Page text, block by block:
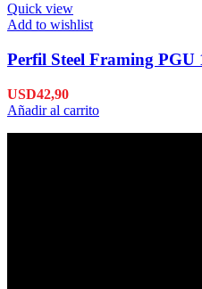
Quick view
Add to wishlist
Perfil Steel Framing PGU
USD42,90
Añadir al carrito